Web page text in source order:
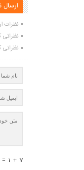
ارسال
نظرات
نظراتی
7
+
1
=